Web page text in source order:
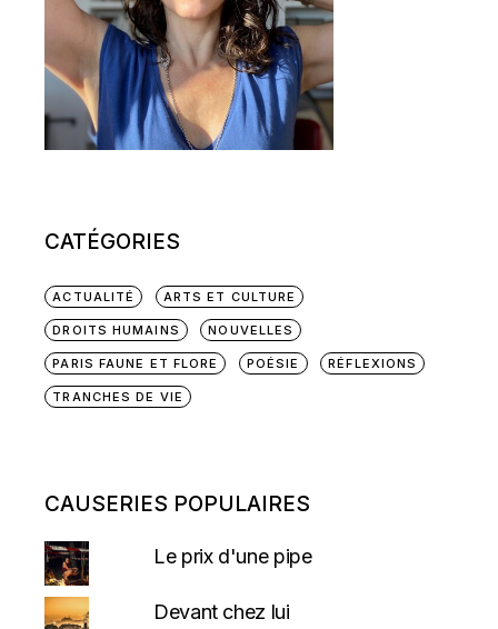
CATÉGORIES
ACTUALITÉ ARTS ET CULTURE
DROITS HUMAINS NOUVELLES
PARIS FAUNE ET FLORE POÉSIE RÉFLEXIONS
TRANCHES DE VIE
CAUSERIES POPULAIRES
Le prix d'une pipe
Devant chez lui